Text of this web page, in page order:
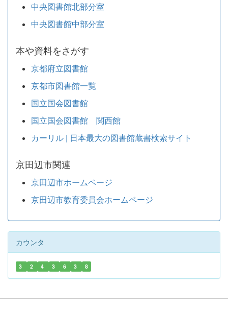
中央図書館北部分室
中央図書館中部分室
本や資料をさがす
京都府立図書館
京都市図書館一覧
国立国会図書館
国立国会図書館 関西館
カーリル | 日本最大の図書館蔵書検索サイト
京田辺市関連
京田辺市ホームページ
京田辺市教育委員会ホームページ
カウンタ
3 2 4 3 6 3 8